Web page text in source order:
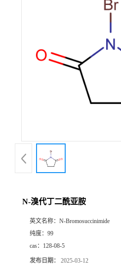
N-溴代丁二酰亚胺
英文名称： N-Bromosuccinimide
纯度： 99
cas： 128-08-5
发布日期： 2025-03-12